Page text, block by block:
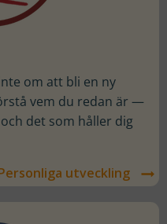
om att bli en ny
vem du redan är —
det som håller dig
utveckling